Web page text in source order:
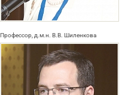
Профессор, д.м.н. В.В. Шиленкова